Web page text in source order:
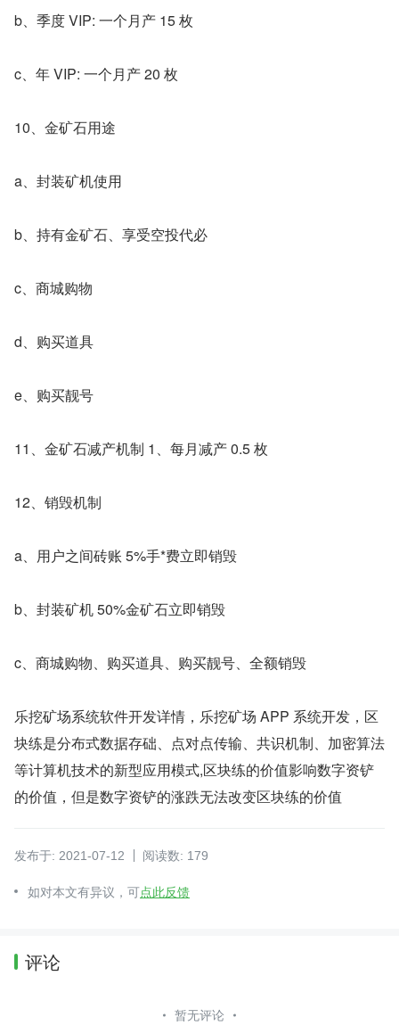
b、季度 VIP: 一个月产 15 枚
c、年 VIP: 一个月产 20 枚
10、金矿石用途
a、封装矿机使用
b、持有金矿石、享受空投代必
c、商城购物
d、购买道具
e、购买靓号
11、金矿石减产机制 1、每月减产 0.5 枚
12、销毁机制
a、用户之间砖账 5%手*费立即销毁
b、封装矿机 50%金矿石立即销毁
c、商城购物、购买道具、购买靓号、全额销毁
乐挖矿场系统软件开发详情，乐挖矿场 APP 系统开发，区
块练是分布式数据存础、点对点传输、共识机制、加密算法
等计算机技术的新型应用模式,区块练的价值影响数字资铲
的价值，但是数字资铲的涨跌无法改变区块练的价值
发布于: 2021-07-12 阅读数: 179
如对本文有异议，可点此反馈
评论
暂无评论